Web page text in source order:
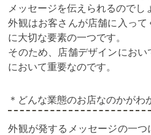
メッセージを伝えられるのでし
外観はお客さんが店舗に入っ
に大切な要素の一つです。
そのため、店舗デザインにお
において重要なのです。
＊どんな業態のお店なのかがわ
外観が発するメッセージの一